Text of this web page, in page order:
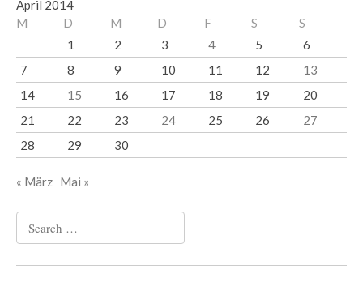
April 2014
M
D M D F S
S
1
2 3 4 5
6
7
8 9 10 11 12
13
14
15 16 17 18 19
20
21
22 23 24 25 26
27
28
29 30
« März Mai »
for: